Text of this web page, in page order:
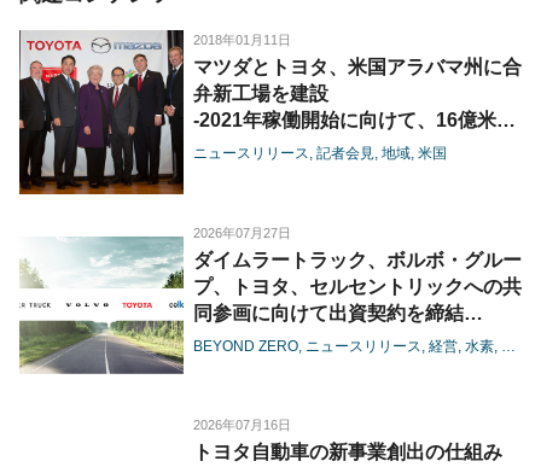
2018年01月11日
マツダとトヨタ、米国アラバマ州に合
弁新工場を建設
-2021年稼働開始に向けて、16億米ド
ルを投資し、約4000名を雇用-
ニュースリリース 記者会見 地域 米国
2026年07月27日
ダイムラートラック、ボルボ・グルー
プ、トヨタ、セルセントリックへの共
同参画に向けて出資契約を締結
-燃料電池の大型商用領域における協
BEYOND ZERO ニュースリリース 経営 水素
2026年07月16日
トヨタ自動車の新事業創出の仕組み